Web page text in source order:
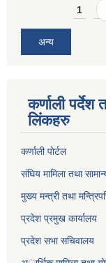
Pages1
अन्य
कर्णाली पर्देश
लिंकहरु
कर्णाली पाेर्टल
संघिय मामिला तथा
मुख्य मन्त्री तथा
प्रदेश प्रमुख कार्यालय
प्रदेश सभा सचिवालय